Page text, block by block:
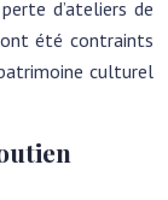
d’ateliers de
été contraints
culturel